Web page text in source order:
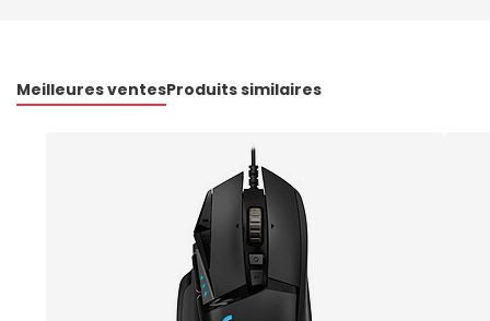
Meilleures ventesProduits similaires